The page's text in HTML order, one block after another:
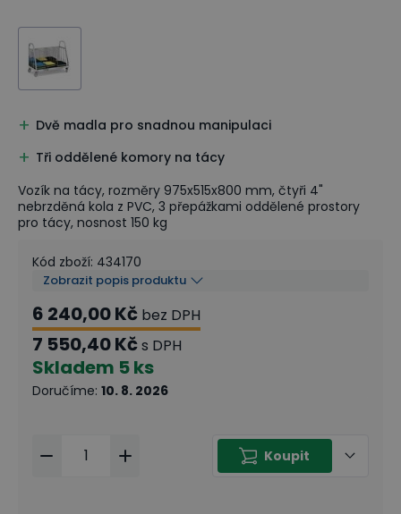
Dvě madla pro snadnou manipulaci
Tři oddělené komory na tácy
Vozík na tácy, rozměry 975x515x800 mm, čtyři 4"
nebrzděná kola z PVC, 3 přepážkami oddělené prostory
pro tácy, nosnost 150 kg
Kód zboží: 434170
Zobrazit popis produktu
6 240,00 Kč bez DPH
7 550,40 Kčs DPH
Skladem 5 ks
Doručíme: 10. 8. 2026
Koupit